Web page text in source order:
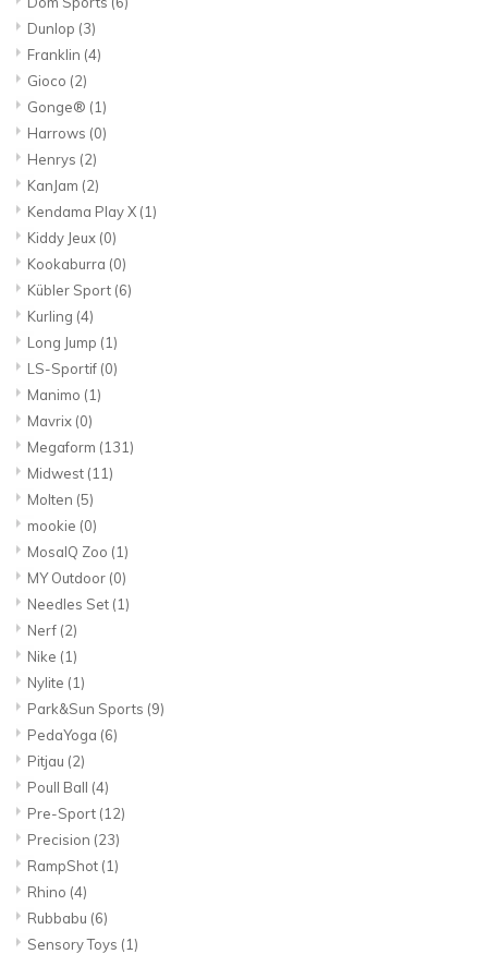
Dunlop (3)
Franklin (4)
Gioco (2)
Gonge® (1)
Harrows (0)
Henrys (2)
KanJam (2)
Kendama Play X (1)
Kiddy Jeux (0)
Kookaburra (0)
Kübler Sport (6)
Kurling (4)
Long Jump (1)
LS-Sportif (0)
Manimo (1)
Mavrix (0)
Megaform (131)
Midwest (11)
Molten (5)
mookie (0)
MosaIQ Zoo (1)
MY Outdoor (0)
Needles Set (1)
Nerf (2)
Nike (1)
Nylite (1)
Park&Sun Sports (9)
PedaYoga (6)
Pitjau (2)
Poull Ball (4)
Pre-Sport (12)
Precision (23)
RampShot (1)
Rhino (4)
Rubbabu (6)
Sensory Toys (1)